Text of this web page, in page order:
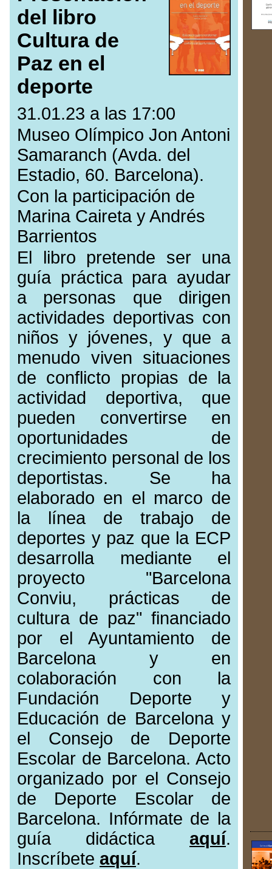
del libro
Cultura de
Paz en el
deporte
31.01.23 a las 17:00
Museo Olímpico Jon Antoni
Samaranch (Avda. del
Estadio, 60. Barcelona).
Con la participación de
Marina Caireta y Andrés
Barrientos
El libro pretende ser una
guía práctica para ayudar
a personas que dirigen
actividades deportivas con
niños y jóvenes, y que a
menudo viven situaciones
de conflicto propias de la
actividad deportiva, que
pueden convertirse en
oportunidades de
crecimiento personal de los
deportistas. Se ha
elaborado en el marco de
la línea de trabajo de
deportes y paz que la ECP
desarrolla mediante el
proyecto "Barcelona
Conviu, prácticas de
cultura de paz" financiado
por el Ayuntamiento de
Barcelona y en
colaboración con la
Fundación Deporte y
Educación de Barcelona y
el Consejo de Deporte
Escolar de Barcelona. Acto
organizado por el Consejo
de Deporte Escolar de
Barcelona. Infórmate de la
guía didáctica aquí.
Inscríbete aquí.